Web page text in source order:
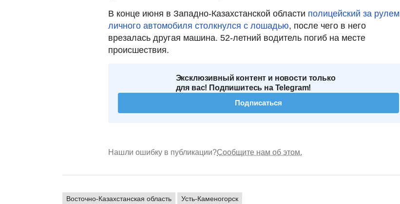
В конце июня в Западно-Казахстанской области полицейский за рулем
личного автомобиля столкнулся с лошадью, после чего в него
врезалась другая машина. 52-летний водитель погиб на месте
происшествия.
Эксклюзивный контент и новости только
для вас! Подпишитесь на Telegram!
Подписаться
Нашли ошибку в публикации?Сообщите нам об этом.
Восточно-Казахстанская область Усть-Каменогорск